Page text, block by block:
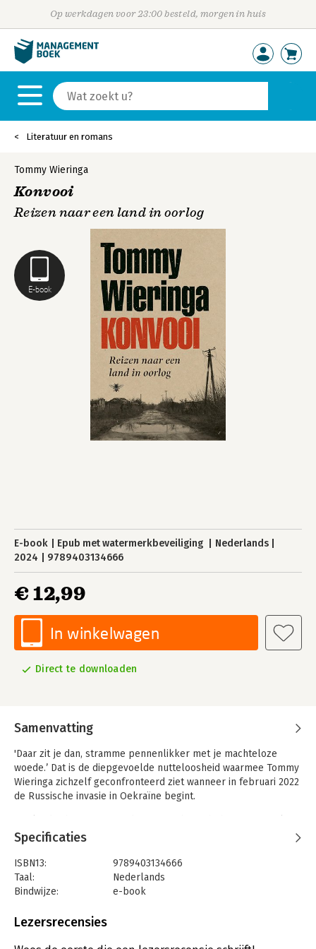
Op werkdagen voor 23:00 besteld, morgen in huis
Literatuur en romans
E-book
Tommy Wieringa
Konvooi
Reizen naar een land in oorlog
E-book Epub met watermerkbeveiliging
Nederlands
2024
9789403134666
€ 12,99
In winkelwagen
Direct te downloaden
Samenvatting
'Daar zit je dan, stramme pennenlikker met je machteloze
woede.’ Dat is de diepgevoelde nutteloosheid waarmee Tommy
Wieringa zichzelf geconfronteerd ziet wanneer in februari 2022
de Russische invasie in Oekraïne begint.
voor zijn roman Dit zijn de namen en ook in zijn familie-epos
Nirwana speelt Oekraïne een prominente rol. Wanneer zijn
goede vriend en collega-schrijver Jaap Scholten hem vraagt of
hij wil meerijden met een konvooi terreinwagens vol medische
hulpgoederen voor soldaten aan het front, kan hij zich
In de reizen die volgen hoort Wieringa echo’s van eerdere
oorlogen op Oekraïense bodem, zoals beschreven door
Specificaties
ISBN13:
9789403134666
Taal:
Nederlands
Bindwijze:
e-book
Bestandsformaat:
Lezersrecensies